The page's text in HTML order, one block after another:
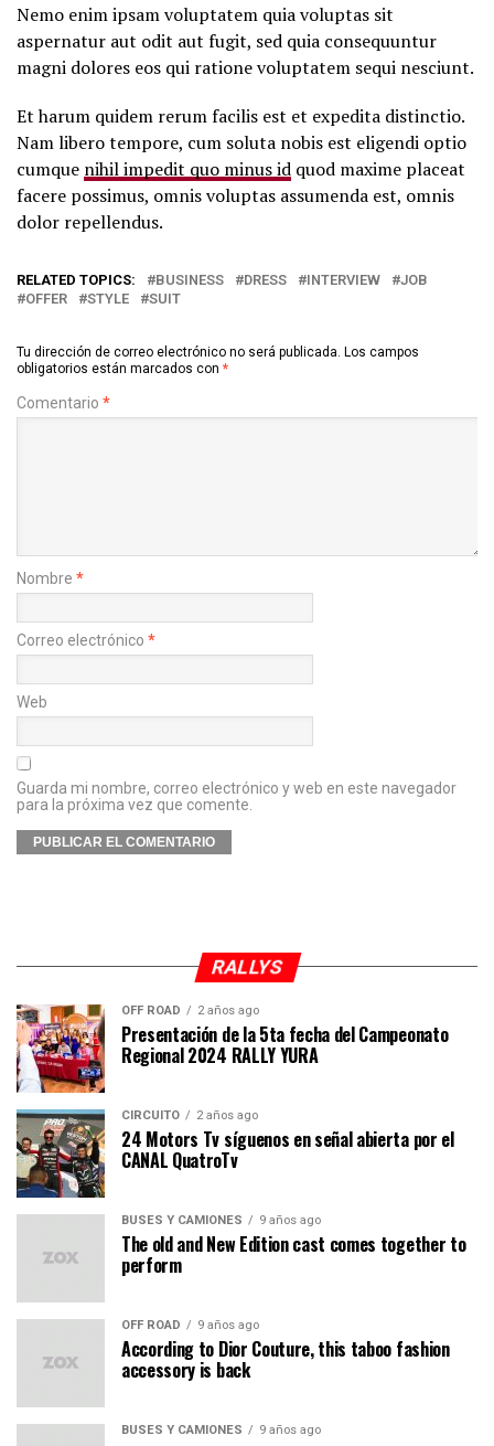
Nemo enim ipsam voluptatem quia voluptas sit
aspernatur aut odit aut fugit, sed quia consequuntur
magni dolores eos qui ratione voluptatem sequi nesciunt.
Et harum quidem rerum facilis est et expedita distinctio.
Nam libero tempore, cum soluta nobis est eligendi optio
cumque nihil impedit quo minus id quod maxime placeat
facere possimus, omnis voluptas assumenda est, omnis
dolor repellendus.
RELATED TOPICS: BUSINESS DRESS INTERVIEW
JOB
OFFER
STYLE SUIT
Tu dirección de correo electrónico no será publicada. Los campos
obligatorios están marcados con *
Comentario *
Nombre *
Correo electrónico *
Web
Guarda mi nombre, correo electrónico y web en este navegador
para la próxima vez que comente.
RALLYS
OFF ROAD 2 años ago
Presentación de la 5ta fecha del Campeonato
Regional 2024 RALLY YURA
CIRCUITO 2 años ago
24 Motors Tv síguenos en señal abierta por el
CANAL QuatroTv
BUSES Y CAMIONES 9 años ago
The old and New Edition cast comes together to
perform
OFF ROAD 9 años ago
According to Dior Couture, this taboo fashion
accessory is back
BUSES Y CAMIONES 9 años ago